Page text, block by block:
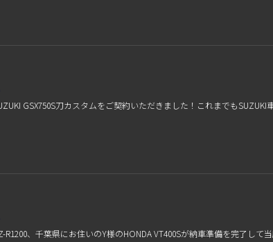
GSX750S刀カスタムをご契約いただきました！これまでも
、千葉県にお住いのY様のHONDA VT400Sが納車準備を完了し